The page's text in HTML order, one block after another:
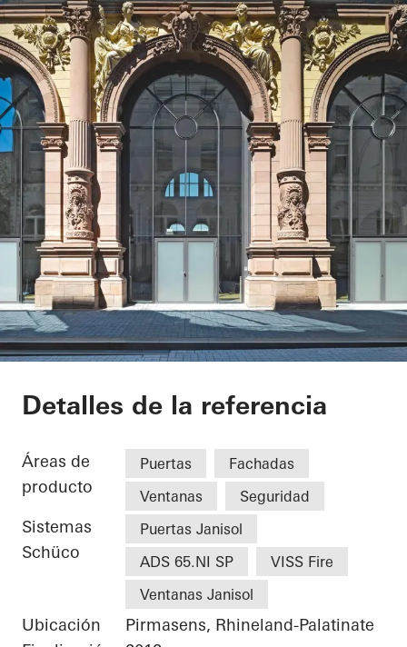
Alte Post
Detalles de la referencia
Áreas de
producto
Puertas
Fachadas
Ventanas
Seguridad
Sistemas
Schüco
Puertas Janisol
ADS 65.NI SP
VISS Fire
Ventanas Janisol
Ubicación
Pirmasens, Rhineland-Palatinate